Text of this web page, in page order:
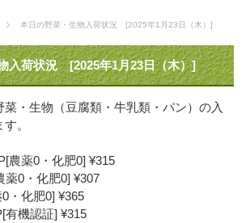
本日の野菜・生物入荷状況 [2025年1月23日（木）]
入荷状況 [2025年1月23日（木）]
・生物（豆腐類・牛乳類・パン）の入
。
農薬0・化肥0] ¥315
薬0・化肥0] ¥307
・化肥0] ¥365
有機認証] ¥315